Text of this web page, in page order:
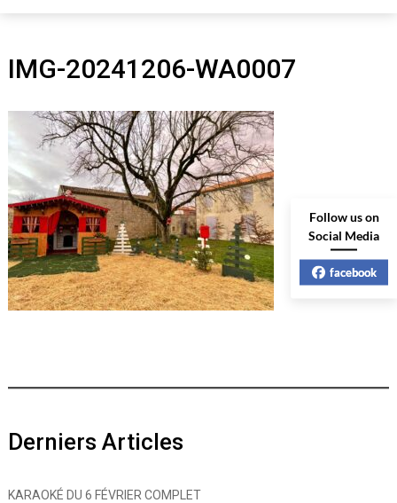
IMG-20241206-WA0007
Derniers Articles
KARAOKÉ DU 6 FÉVRIER COMPLET
Follow us on
Social Media
facebook